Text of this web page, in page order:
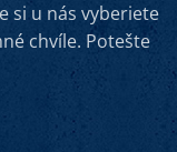
si u nás vyberiete
chvíle. Potešte